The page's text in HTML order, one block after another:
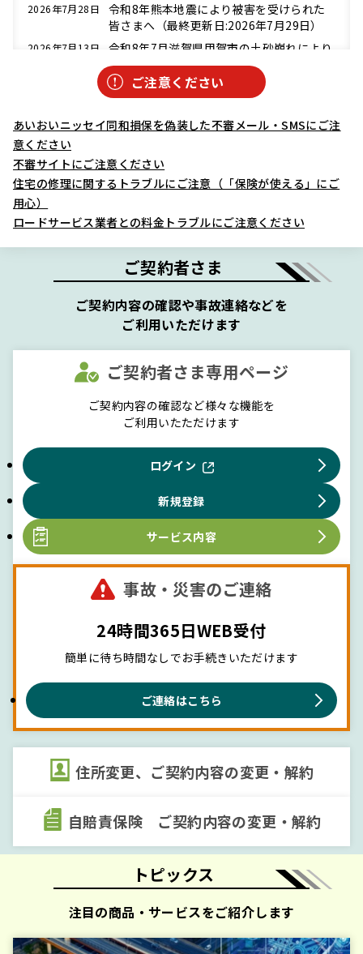
2026年7月28日
令和8年熊本地震により被害を受けられた
皆さまへ（最終更新日:2026年7月29日）
2026年7月13日
令和8年7月滋賀県甲賀市の土砂崩れにより
被害を受けられた皆さまへ
2026年6月26日
山梨県東部・富士五湖を震源とする地震に
より被害を受けられた皆さまへ
2026年6月25日
令和8年6月24日からの大雨により被害を受
26日）
2026年6月25日
岩手県沖を震源とする地震により被害を受
2026年6月4日
令和8年台風第6号により被害を受けられた
沖縄本島近海を震源とする地震により被害
を受けられた皆さまへ
2026年5月11日
業務委託先におけるサイバー攻撃被害に伴
う情報漏えいについて
十勝地方南部を震源とする地震により被害
を受けられた皆さまへ
2026年4月23日
令和8年岩手県大槌町における林野火災に
2026年4月20日
三陸沖を震源とする地震により被害を受け
られた皆さまへ
2026年4月18日
長野県北部を震源とする地震により被害を
受けられた皆さまへ
2026年1月30日
令和8年1月21日からの大雪により被害を受
けられた皆さまへ（最終更新日:2026年2月
2025年12月5日
業務委託先における不正アクセス被害に関
する調査結果について
2025年11月25日 熊本県阿蘇地方を震源とする地震により被
害を受けられた皆さまへ
2025年11月19日 令和7年11月18日大分市佐賀関の大規模火
災により被害を受けられた皆さまへ
2025年7月11日
業務委託先における不正アクセス被害に伴
う情報漏えいのおそれについて
地震保険損害調査システム不備に伴うお客
さま対応について
⑦）
社）による不適切な自動車保険金請求に対
する対応状況について（続報⑥）
2024年9月27日
保険契約情報の不適切な管理に関する代理
店の公表について（最終更新日：2025年3
月26日）
2023年11月24日 ビッグモーター社による不適切な自動車保
険金請求に対する対応状況について（続報
⑤）
ご注意ください
あいおいニッセイ同和損保を偽装した不審メール・SMSにご注
意ください
不審サイトにご注意ください
住宅の修理に関するトラブルにご注意（「保険が使える」にご
用心）
ロードサービス業者との料金トラブルにご注意ください
ご契約者さま
ご契約内容の確認や事故連絡などを
ご利用いただけます
ご契約者さま専用ページ
ご契約内容の確認など様々な機能を
ご利用いたただけます
ログイン
新規登録
サービス内容
事故・災害のご連絡
24時間365日WEB受付
簡単に待ち時間なしでお手続きいただけます
ご連絡はこちら
住所変更、ご契約内容の変更・解約
自賠責保険 ご契約内容の変更・解約
トピックス
注目の商品・サービスをご紹介します